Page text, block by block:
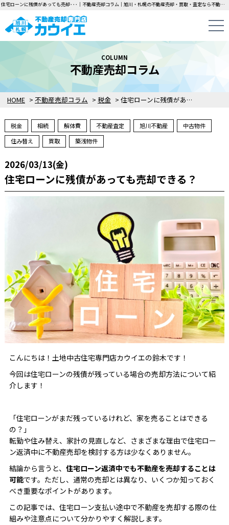
住宅ローンに残債があっても売却･･･｜不動産売却コラム｜旭川・札幌の不動産売却・買取・査定なら不動産売却専門店カウイエにお任せください！中古一戸建て・マンション・土地の即日無料査定・即金買取を行っています！
HOME > 不動産売却コラム > 税金 > 住宅ローンに残債があっても売却できる？
COLUMN
不動産売却コラム
税金 相続 解体費 不動産査定 旭川不動産
中古物件
住み替え
買取 築浅物件
2026/03/13(金)
住宅ローンに残債があっても売却できる？
こんにちは！土地中古住宅専門店カウイエの鈴木です！
今回は住宅ローンの残債が残っている場合の売却方法について紹
介します！
「住宅ローンがまだ残っているけれど、家を売ることはできる
の？」
転勤や住み替え、家計の見直しなど、さまざまな理由で住宅ロー
ン返済中に不動産売却を検討する方は少なくありません。
結論から言うと、 住宅ローン返済中でも不動産を売却することは
可能です。ただし、通常の売却とは異なり、いくつか知っておく
べき重要なポイントがあります。
この記事では、住宅ローン支払い途中で不動産を売却する際の仕
組みや注意点について分かりやすく解説します。